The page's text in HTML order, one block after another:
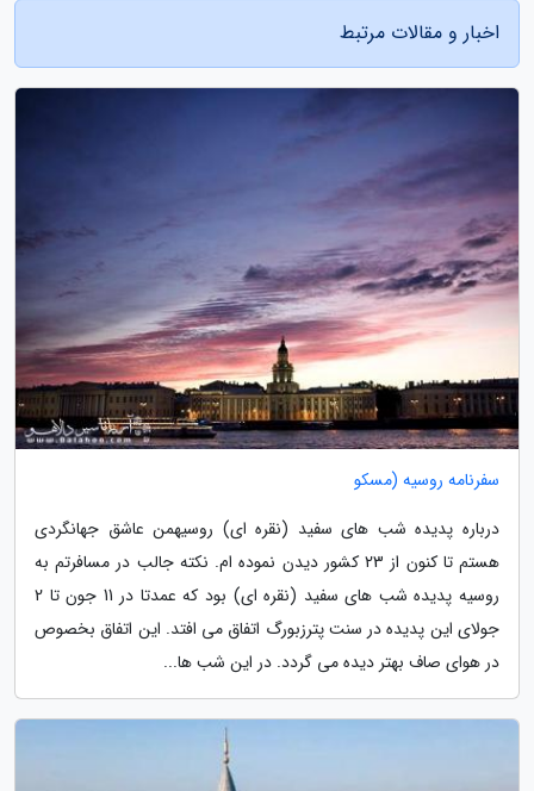
اخبار و مقالات مرتبط
سفرنامه روسیه (مسکو
درباره پدیده شب های سفید (نقره ای) روسیهمن عاشق جهانگردی
هستم تا کنون از 23 کشور دیدن نموده ام. نکته جالب در مسافرتم به
روسیه پدیده شب های سفید (نقره ای) بود که عمدتا در 11 جون تا 2
جولای این پدیده در سنت پترزبورگ اتفاق می افتد. این اتفاق بخصوص
در هوای صاف بهتر دیده می گردد. در این شب ها...